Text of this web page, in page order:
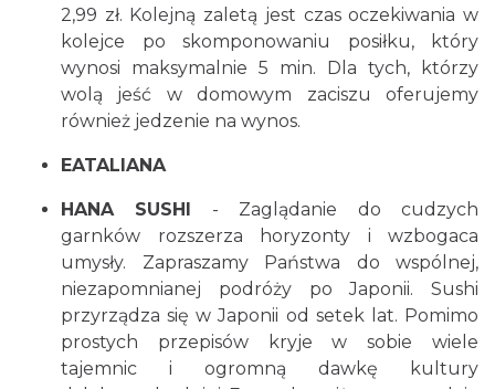
2,99 zł. Kolejną zaletą jest czas oczekiwania w
kolejce po skomponowaniu posiłku, który
wynosi maksymalnie 5 min. Dla tych, którzy
wolą jeść w domowym zaciszu oferujemy
również jedzenie na wynos.
EATALIANA
HANA SUSHI - Zaglądanie do cudzych
garnków rozszerza horyzonty i wzbogaca
umysły. Zapraszamy Państwa do wspólnej,
niezapomnianej podróży po Japonii. Sushi
przyrządza się w Japonii od setek lat. Pomimo
prostych przepisów kryje w sobie wiele
tajemnic i ogromną dawkę kultury